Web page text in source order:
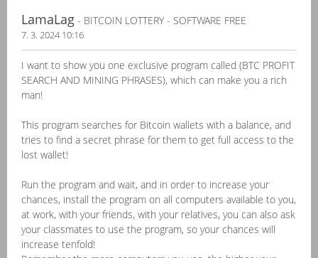
LamaLag - BITCOIN LOTTERY - SOFTWARE FREE
7. 3. 2024 10:16
I want to show you one exclusive program called (BTC PROFIT
SEARCH AND MINING PHRASES), which can make you a rich
man!
This program searches for Bitcoin wallets with a balance, and
tries to find a secret phrase for them to get full access to the
lost wallet!
Run the program and wait, and in order to increase your
chances, install the program on all computers available to you,
at work, with your friends, with your relatives, you can also ask
your classmates to use the program, so your chances will
increase tenfold!